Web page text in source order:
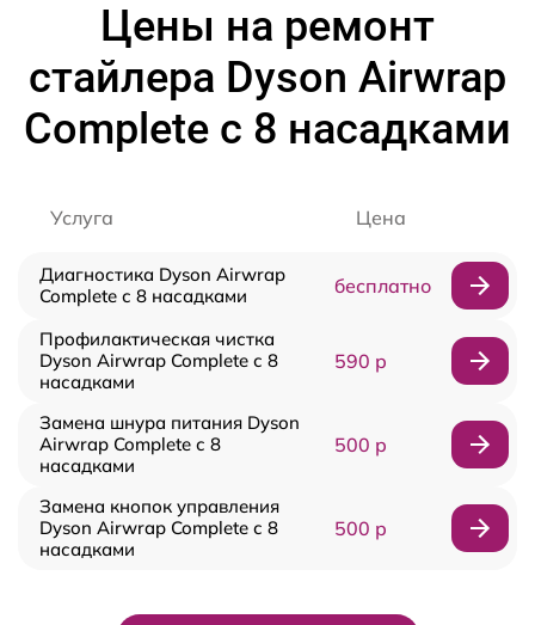
Цены на ремонт
стайлера Dyson Airwrap
Complete с 8 насадками
Услуга Цена
Диагностика Dyson Airwrap
Complete с 8 насадками
бесплатно
Профилактическая чистка
Dyson Airwrap Complete с 8
насадками
590 р
Замена шнура питания Dyson
Airwrap Complete с 8
насадками
500 р
Замена кнопок управления
Dyson Airwrap Complete с 8
насадками
500 р